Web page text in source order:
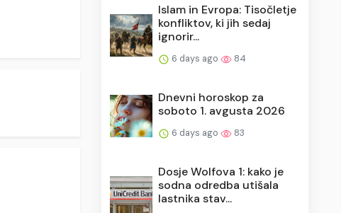
Islam in Evropa: Tisočletje
konfliktov, ki jih sedaj
ignorir...
6 days ago 84
Dnevni horoskop za
soboto 1. avgusta 2026
6 days ago 83
Dosje Wolfova 1: kako je
sodna odredba utišala
lastnika stav...